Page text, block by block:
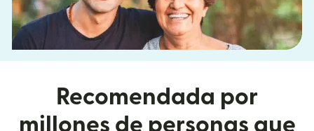
Recomendada por
millones de personas que